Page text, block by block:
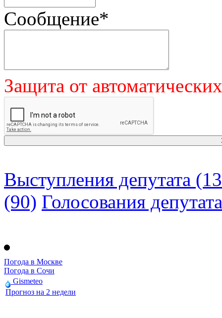
Сообщение*
Защита от
Выступления депутата
(90) Голосования депутата
Погода в Москве
Погода в Сочи
Gismeteo
Прогноз на 2 недели